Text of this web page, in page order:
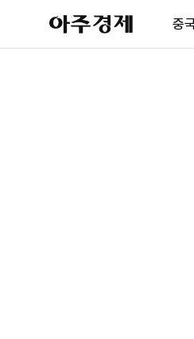
아
주
제
중